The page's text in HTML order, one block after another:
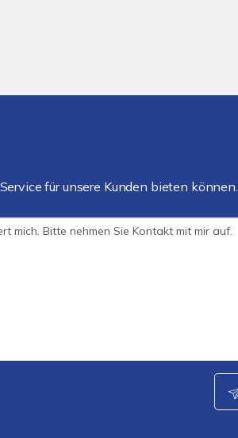
für unsere Kunden bieten können.